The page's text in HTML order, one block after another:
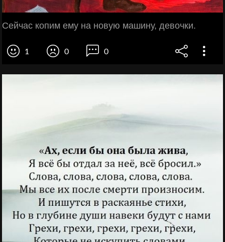
Сейчас копим ему на новую машину, девочки.
1 0 0